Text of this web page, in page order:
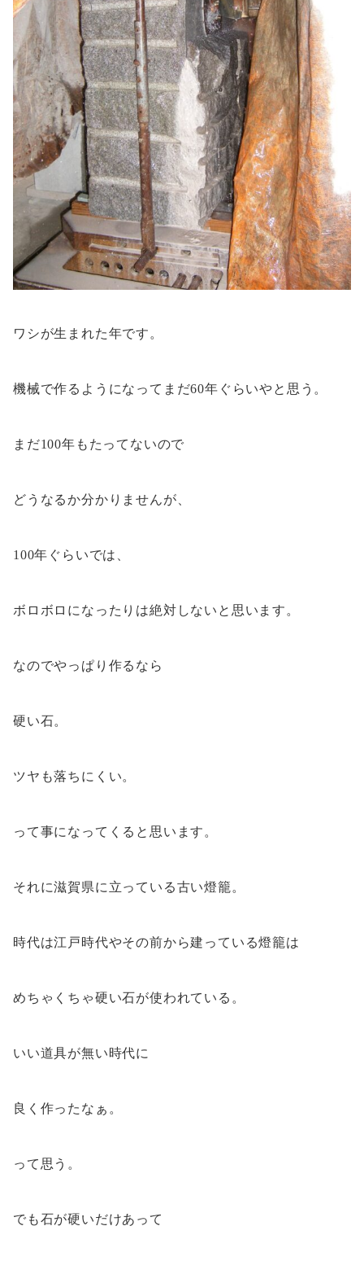
ワシが生まれた年です。
機械で作るようになってまだ60年ぐらいやと思う。
まだ100年もたってないので
どうなるか分かりませんが、
100年ぐらいでは、
ボロボロになったりは絶対しないと思います。
なのでやっぱり作るなら
硬い石。
ツヤも落ちにくい。
って事になってくると思います。
それに滋賀県に立っている古い燈籠。
時代は江戸時代やその前から建っている燈籠は
めちゃくちゃ硬い石が使われている。
いい道具が無い時代に
良く作ったなぁ。
って思う。
でも石が硬いだけあって